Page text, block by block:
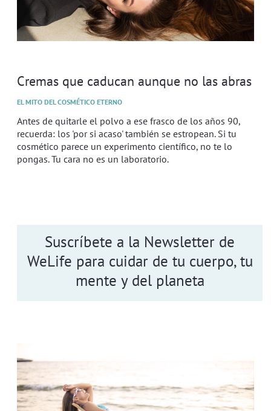
Cremas que caducan aunque no las abras
EL MITO DEL COSMÉTICO ETERNO
Antes de quitarle el polvo a ese frasco de los años 90,
recuerda: los 'por si acaso' también se estropean. Si tu
cosmético parece un experimento científico, no te lo
pongas. Tu cara no es un laboratorio.
Suscríbete a la Newsletter de
WeLife para cuidar de tu cuerpo, tu
mente y del planeta